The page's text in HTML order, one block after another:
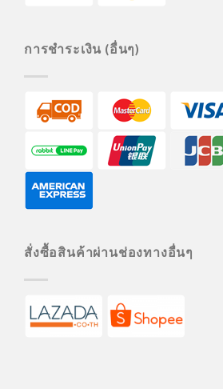
การชำระเงิน (อื่นๆ)
สั่งซื้อสินค้าผ่านช่องทางอื่นๆ